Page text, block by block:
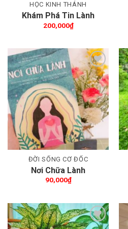
HỌC KINH THÁNH
Khám Phá Tin Lành
200,000₫
Thêm wishlist
ĐỜI SỐNG CƠ ĐỐC
Nơi Chữa Lành
90,000₫